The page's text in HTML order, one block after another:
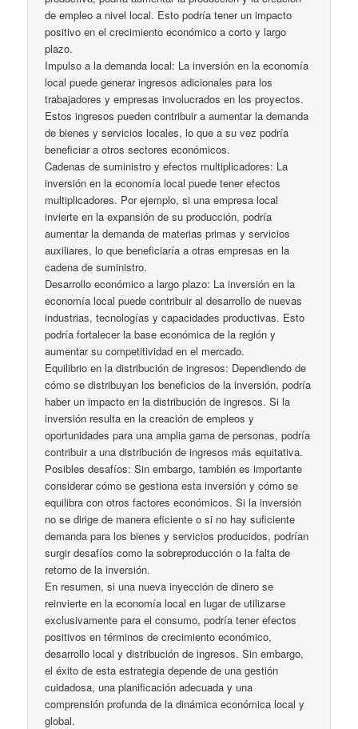
de empleo a nivel local. Esto podría tener un impacto
positivo en el crecimiento económico a corto y largo
plazo.
Impulso a la demanda local: La inversión en la economía
local puede generar ingresos adicionales para los
trabajadores y empresas involucrados en los proyectos.
Estos ingresos pueden contribuir a aumentar la demanda
de bienes y servicios locales, lo que a su vez podría
beneficiar a otros sectores económicos.
Cadenas de suministro y efectos multiplicadores: La
inversión en la economía local puede tener efectos
multiplicadores. Por ejemplo, si una empresa local
invierte en la expansión de su producción, podría
aumentar la demanda de materias primas y servicios
auxiliares, lo que beneficiaría a otras empresas en la
cadena de suministro.
Desarrollo económico a largo plazo: La inversión en la
economía local puede contribuir al desarrollo de nuevas
industrias, tecnologías y capacidades productivas. Esto
podría fortalecer la base económica de la región y
aumentar su competitividad en el mercado.
Equilibrio en la distribución de ingresos: Dependiendo de
cómo se distribuyan los beneficios de la inversión, podría
haber un impacto en la distribución de ingresos. Si la
inversión resulta en la creación de empleos y
oportunidades para una amplia gama de personas, podría
contribuir a una distribución de ingresos más equitativa.
Posibles desafíos: Sin embargo, también es importante
considerar cómo se gestiona esta inversión y cómo se
equilibra con otros factores económicos. Si la inversión
no se dirige de manera eficiente o si no hay suficiente
demanda para los bienes y servicios producidos, podrían
surgir desafíos como la sobreproducción o la falta de
retorno de la inversión.
En resumen, si una nueva inyección de dinero se
reinvierte en la economía local en lugar de utilizarse
exclusivamente para el consumo, podría tener efectos
positivos en términos de crecimiento económico,
desarrollo local y distribución de ingresos. Sin embargo,
el éxito de esta estrategia depende de una gestión
cuidadosa, una planificación adecuada y una
comprensión profunda de la dinámica económica local y
global.